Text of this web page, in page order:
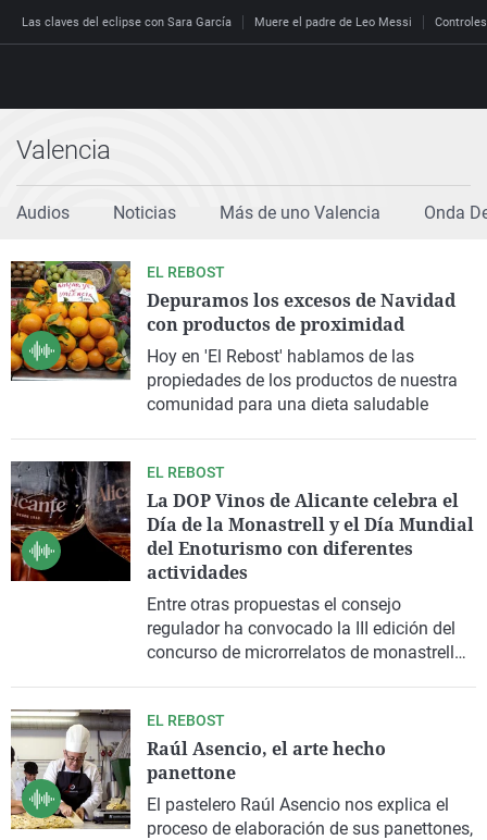
Las claves del eclipse con Sara García Muere el padre de Leo Messi
Programas
Julia en la onda
La brújula
Radioestadio
La rosa de los vientos
Gente viajera
Expedientes del más
El viaje del Guernica
Invisibles
Caso
Retornados
Operación Viuda
España
Baleares
Cantabria
Cataluña
Extremadura
Galicia
Navarra
País Vasco
Economía
Deportes
Tenis
Motor
El tiempo
Más noticias
Salud
Cultura
Ciencia y Tecnología
Virales
Televisión
Valencia
Audios Noticias Más de uno Valencia Onda
EL REBOST
Depuramos los excesos de Navidad
con productos de proximidad
Hoy en 'El Rebost' hablamos de las
propiedades de los productos de nuestra
comunidad para una dieta saludable
EL REBOST
La DOP Vinos de Alicante celebra el
Día de la Monastrell y el Día Mundial
del Enoturismo con diferentes
actividades
Entre otras propuestas el consejo
regulador ha convocado la III edición del
concurso de microrrelatos de monastrell
Además el sábado 11 y domingo 12 la
Ruta del Vino de Alicante y diferentes
bodegas han preparado talleres, cata,
maridajes y visitas para conmemorar el
'Día del Enoturismo'
EL REBOST
Raúl Asencio, el arte hecho
panettone
El pastelero Raúl Asencio nos explica el
proceso de elaboración de sus panettones,